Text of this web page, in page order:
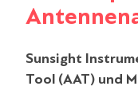
Sunsight
Tool (AAT) und